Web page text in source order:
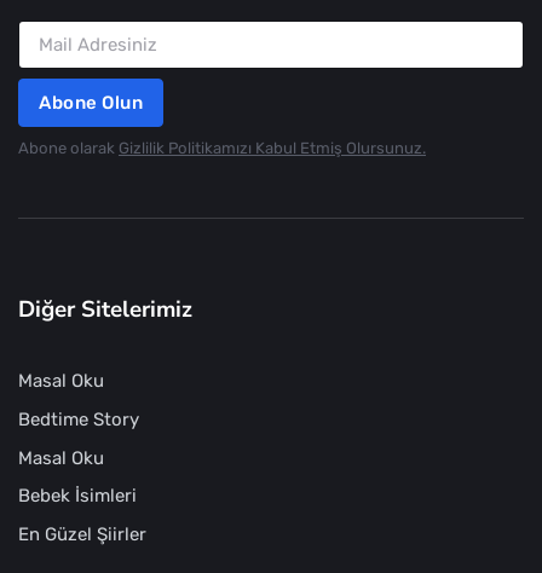
Abone Olun
Abone olarak Gizlilik Politikamızı Kabul Etmiş Olursunuz.
Diğer Sitelerimiz
Masal Oku
Bedtime Story
Masal Oku
Bebek İsimleri
En Güzel Şiirler